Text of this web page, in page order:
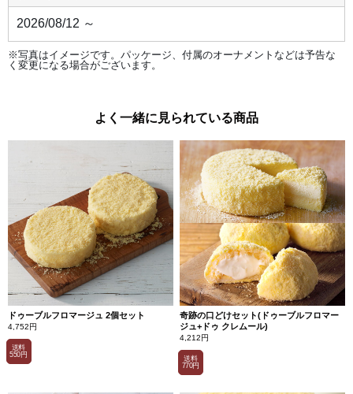
2026/08/12 ～
※写真はイメージです。パッケージ、付属のオーナメントなどは予告な
く変更になる場合がございます。
よく一緒に見られている商品
ドゥーブルフロマージュ 2個セット
4,752円
送料
550円
奇跡の口どけセット(ドゥーブルフロマー
ジュ+ドゥ クレムール)
4,212円
送料
770円